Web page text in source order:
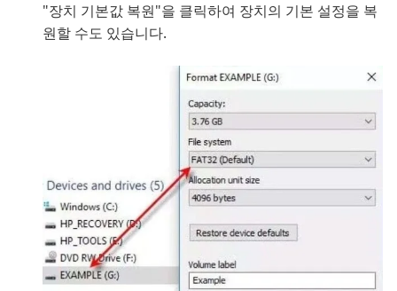
"장치 기본값 복원"을 클릭하여 장치의 기본 설정을 복
원할 수도 있습니다.